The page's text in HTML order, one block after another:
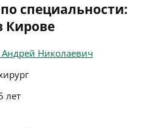
специальности:
Кирове
Николаевич
лет